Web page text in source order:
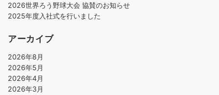
2026世界ろう野球大会 協賛のお知らせ
2025年度入社式を行いました
アーカイブ
2026年8月
2026年5月
2026年4月
2026年3月